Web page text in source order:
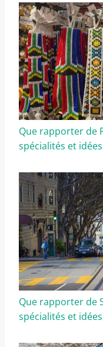
Que rapporter de
spécialités et
Que rapporter de
spécialités et